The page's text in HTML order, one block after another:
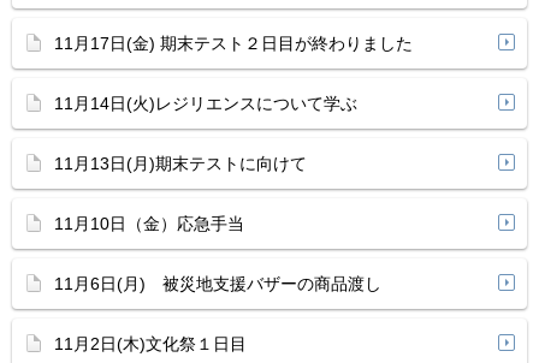
11月17日(金) 期末テスト２日目が終わりました
11月14日(火)レジリエンスについて学ぶ
11月13日(月)期末テストに向けて
11月10日（金）応急手当
11月6日(月) 被災地支援バザーの商品渡し
11月2日(木)文化祭１日目